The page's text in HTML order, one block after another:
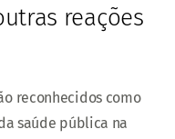
reações
reconhecidos como
saúde pública na